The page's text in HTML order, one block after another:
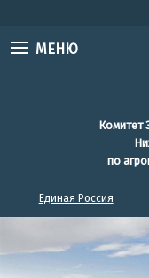
МЕНЮ
Комитет
по
Единая Россия